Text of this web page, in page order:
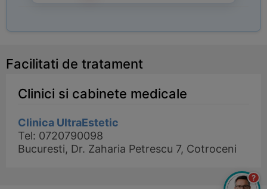
Facilitati de tratament
Clinici si cabinete medicale
Clinica UltraEstetic
Tel: 0720790098
Bucuresti, Dr. Zaharia Petrescu 7, Cotroceni
?